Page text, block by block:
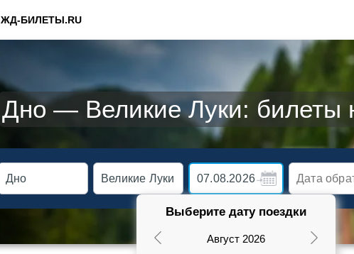
ЖД-БИЛЕТЫ.RU
Дно — Великие Луки: билеты
Выберите дату поездки
Август 2026